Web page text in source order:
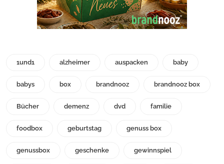
1und1 alzheimer auspacken baby
babys box brandnooz brandnooz box
Bücher demenz dvd familie
foodbox geburtstag genuss box
genussbox geschenke gewinnspiel